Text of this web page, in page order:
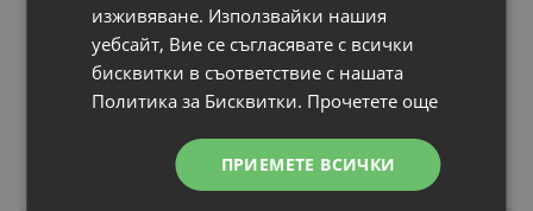
Цена:
изживяване. Използвайки нашия
уебсайт, Вие се съгласявате с всички
бисквитки в съответствие с нашата
Политика за Бисквитки. Прочетете още
ПРИЕМЕТЕ ВСИЧКИ